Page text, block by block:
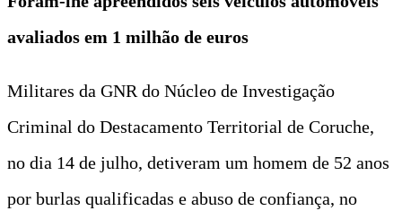
avaliados em 1 milhão de euros
Militares da GNR do Núcleo de Investigação
Criminal do Destacamento Territorial de Coruche,
no dia 14 de julho, detiveram um homem de 52 anos
por burlas qualificadas e abuso de confiança, no